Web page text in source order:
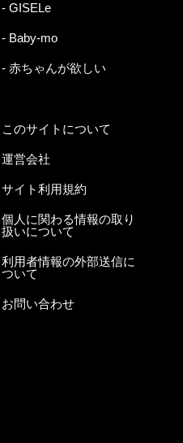
- GISELe
- Baby-mo
- 赤ちゃんが欲しい
このサイトについて
運営会社
サイト利用規約
個人に関わる情報の取り
扱いについて
利用者情報の外部送信に
ついて
お問い合わせ